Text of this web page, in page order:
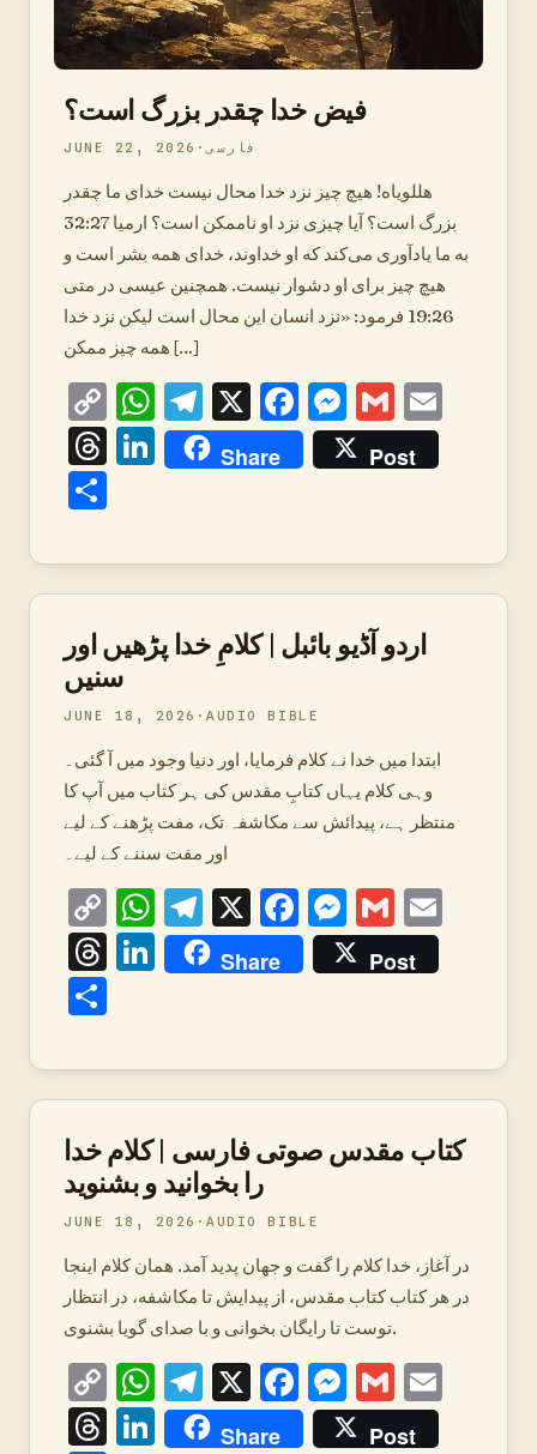
فیض خدا چقدر بزرگ است؟
JUNE 22, 2026 فارسی
هللویاه! هیچ چیز نزد خدا محال نیست خدای ما چقدر
بزرگ است؟ آیا چیزی نزد او ناممکن است؟ ارمیا 32:27
به ما یادآوری می‌کند که او خداوند، خدای همه بشر است و
هیچ چیز برای او دشوار نیست. همچنین عیسی در متی
19:26 فرمود: «نزد انسان این محال است لیکن نزد خدا
همه چیز ممکن […]
Copy
Link
WhatsApp
Telegram
X Facebook
Messenger
Gmail
Threads
LinkedIn
Share Post
اردو آڈیو بائبل | کلامِ خدا پڑھیں اور
سنیں
JUNE 18, 2026 AUDIO BIBLE
ابتدا میں خدا نے کلام فرمایا، اور دنیا وجود میں آ گئی۔
وہی کلام یہاں کتابِ مقدس کی ہر کتاب میں آپ کا
منتظر ہے، پیدائش سے مکاشفہ تک، مفت پڑھنے کے لیے
اور مفت سننے کے لیے۔
Copy
Link
WhatsApp
Telegram
X Facebook
Messenger
Gmail
Threads
LinkedIn
Share Post
کتاب مقدس صوتی فارسی | کلام خدا
را بخوانید و بشنوید
JUNE 18, 2026 AUDIO BIBLE
در آغاز، خدا کلام را گفت و جهان پدید آمد. همان کلام اینجا
در هر کتاب کتاب مقدس، از پیدایش تا مکاشفه، در انتظار
توست تا رایگان بخوانی و با صدای گویا بشنوی.
Copy
Link
WhatsApp
Telegram
X Facebook
Messenger
Gmail
Threads
LinkedIn
Share Post